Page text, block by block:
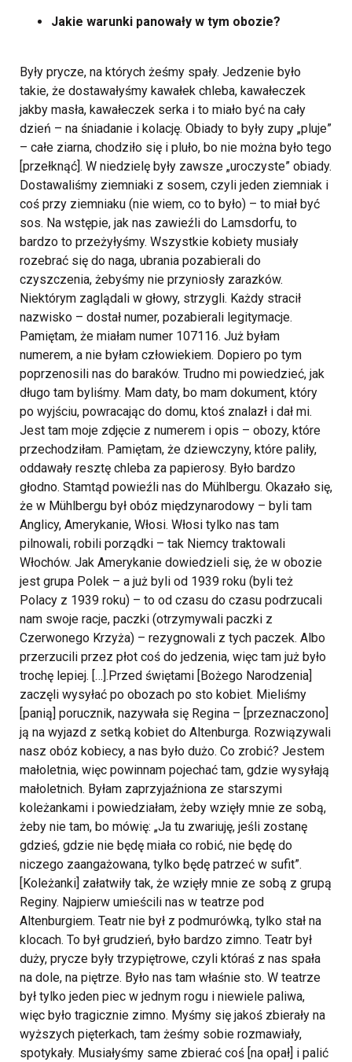
Jakie warunki panowały w tym obozie?
Były prycze, na których żeśmy spały. Jedzenie było
takie, że dostawałyśmy kawałek chleba, kawałeczek
jakby masła, kawałeczek serka i to miało być na cały
dzień – na śniadanie i kolację. Obiady to były zupy „pluje”
– całe ziarna, chodziło się i pluło, bo nie można było tego
[przełknąć]. W niedzielę były zawsze „uroczyste” obiady.
Dostawaliśmy ziemniaki z sosem, czyli jeden ziemniak i
coś przy ziemniaku (nie wiem, co to było) – to miał być
sos. Na wstępie, jak nas zawieźli do Lamsdorfu, to
bardzo to przeżyłyśmy. Wszystkie kobiety musiały
rozebrać się do naga, ubrania pozabierali do
czyszczenia, żebyśmy nie przyniosły zarazków.
Niektórym zaglądali w głowy, strzygli. Każdy stracił
nazwisko – dostał numer, pozabierali legitymacje.
Pamiętam, że miałam numer 107116. Już byłam
numerem, a nie byłam człowiekiem. Dopiero po tym
poprzenosili nas do baraków. Trudno mi powiedzieć, jak
długo tam byliśmy. Mam daty, bo mam dokument, który
po wyjściu, powracając do domu, ktoś znalazł i dał mi.
Jest tam moje zdjęcie z numerem i opis – obozy, które
przechodziłam. Pamiętam, że dziewczyny, które paliły,
oddawały resztę chleba za papierosy. Było bardzo
głodno. Stamtąd powieźli nas do Mühlbergu. Okazało się,
że w Mühlbergu był obóz międzynarodowy – byli tam
Anglicy, Amerykanie, Włosi. Włosi tylko nas tam
pilnowali, robili porządki – tak Niemcy traktowali
Włochów. Jak Amerykanie dowiedzieli się, że w obozie
jest grupa Polek – a już byli od 1939 roku (byli też
Polacy z 1939 roku) – to od czasu do czasu podrzucali
nam swoje racje, paczki (otrzymywali paczki z
Czerwonego Krzyża) – rezygnowali z tych paczek. Albo
przerzucili przez płot coś do jedzenia, więc tam już było
trochę lepiej. […].Przed świętami [Bożego Narodzenia]
zaczęli wysyłać po obozach po sto kobiet. Mieliśmy
[panią] porucznik, nazywała się Regina – [przeznaczono]
ją na wyjazd z setką kobiet do Altenburga. Rozwiązywali
nasz obóz kobiecy, a nas było dużo. Co zrobić? Jestem
małoletnia, więc powinnam pojechać tam, gdzie wysyłają
małoletnich. Byłam zaprzyjaźniona ze starszymi
koleżankami i powiedziałam, żeby wzięły mnie ze sobą,
żeby nie tam, bo mówię: „Ja tu zwariuję, jeśli zostanę
gdzieś, gdzie nie będę miała co robić, nie będę do
niczego zaangażowana, tylko będę patrzeć w sufit”.
[Koleżanki] załatwiły tak, że wzięły mnie ze sobą z grupą
Reginy. Najpierw umieścili nas w teatrze pod
Altenburgiem. Teatr nie był z podmurówką, tylko stał na
klocach. To był grudzień, było bardzo zimno. Teatr był
duży, prycze były trzypiętrowe, czyli któraś z nas spała
na dole, na piętrze. Było nas tam właśnie sto. W teatrze
był tylko jeden piec w jednym rogu i niewiele paliwa,
więc było tragicznie zimno. Myśmy się jakoś zbierały na
wyższych pięterkach, tam żeśmy sobie rozmawiały,
spotykały. Musiałyśmy same zbierać coś [na opał] i palić